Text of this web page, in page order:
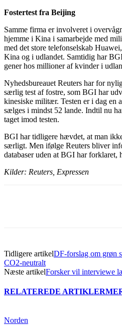
Fostertest fra Beijing
Samme firma er involveret i
hjemme i Kina i samarbejde med
med det store telefonselskab
Kina og i udlandet. Samtidig har
gener hos millioner af kvinder i
Nyhedsbureauet Reuters har for
særlig test af fostre, som BGI har
kinesiske militær. Testen er i dag en
sælges i mindst 52 lande. Indtil nu
taget imod testen.
BGI har tidligere hævdet, at man
særligt. Men ifølge Reuters bliver
databaser uden at BGI har forklaret,
Kilder: Reuters, Expressen
Tidligere artikelDF-forslag om grøn
CO2-neutralt
Næste artikelForsker vil interviewe
RELATEREDE ARTIKLER
Norden